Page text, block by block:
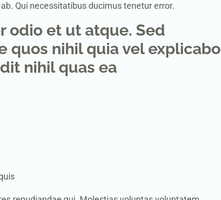
Qui necessitatibus ducimus tenetur error.
odio et ut atque. Sed
quos nihil quia vel explicabo
nihil quas ea